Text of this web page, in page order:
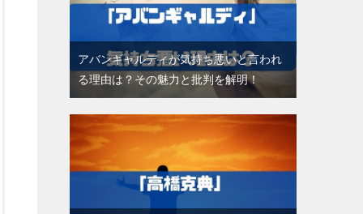
アバンギャルディが気持ち悪いと言われ
る理由は？その魅力と批判を解明！